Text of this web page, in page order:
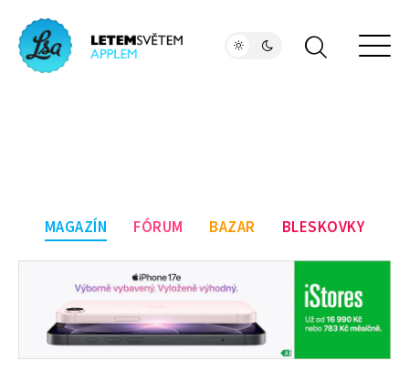
MAGAZÍN FÓRUM BAZAR BLESKOVKY